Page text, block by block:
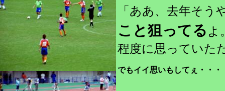
「ああ、去年そ
こと狙ってる よ
程度に思っていた
でもイイ思いもしてぇ・・・